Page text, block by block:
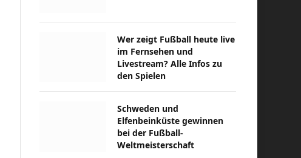
Wer zeigt Fußball heute live
im Fernsehen und
Livestream? Alle Infos zu
den Spielen
Schweden und
Elfenbeinküste gewinnen
bei der Fußball-
Weltmeisterschaft